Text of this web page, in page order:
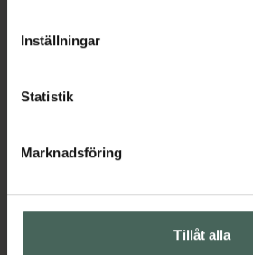
cookieinställningar. Ett återkallat
lagligheten av behandling som
Inställningar
Statistik
Marknadsföring
Tillåt alla
Upptäck flera produkter
Ansiktsmask
J-beauty